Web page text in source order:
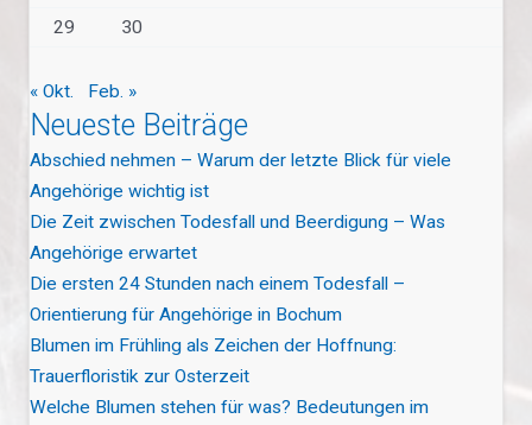
29
30
« Okt. Feb. »
Neueste Beiträge
Abschied nehmen – Warum der letzte Blick für viele
Angehörige wichtig ist
Die Zeit zwischen Todesfall und Beerdigung – Was
Angehörige erwartet
Die ersten 24 Stunden nach einem Todesfall –
Orientierung für Angehörige in Bochum
Blumen im Frühling als Zeichen der Hoffnung:
Trauerfloristik zur Osterzeit
Welche Blumen stehen für was? Bedeutungen im